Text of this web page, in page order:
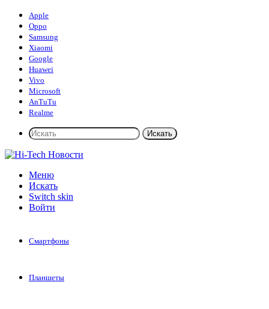
Apple
Oppo
Samsung
Xiaomi
Google
Huawei
Vivo
Microsoft
AnTuTu
Realme
Искать
Меню
Искать
Switch skin
Войти
Смартфоны
Планшеты